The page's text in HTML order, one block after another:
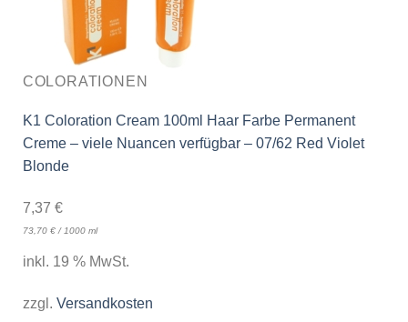
COLORATIONEN
K1 Coloration Cream 100ml Haar Farbe Permanent
Creme – viele Nuancen verfügbar – 07/62 Red Violet
Blonde
7,37 €
73,70 €/ 1000 ml
inkl. 19 % MwSt.
zzgl. Versandkosten